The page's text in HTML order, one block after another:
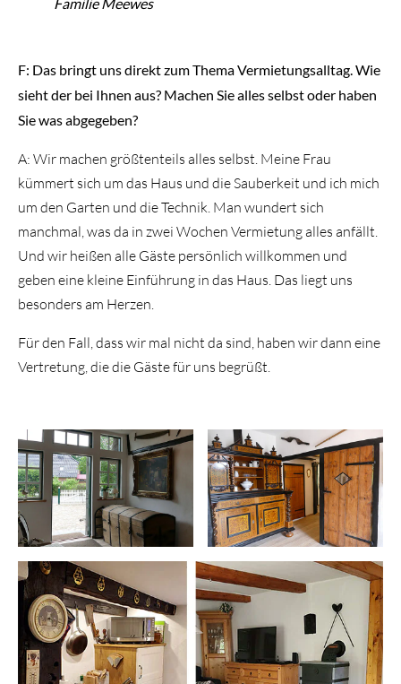
F: Das bringt uns direkt zum Thema Vermietungsalltag. Wie
sieht der bei Ihnen aus? Machen Sie alles selbst oder haben
Sie was abgegeben?
A: Wir machen größtenteils alles selbst. Meine Frau
kümmert sich um das Haus und die Sauberkeit und ich mich
um den Garten und die Technik. Man wundert sich
manchmal, was da in zwei Wochen Vermietung alles anfällt.
Und wir heißen alle Gäste persönlich willkommen und
geben eine kleine Einführung in das Haus. Das liegt uns
besonders am Herzen.
Für den Fall, dass wir mal nicht da sind, haben wir dann eine
Vertretung, die die Gäste für uns begrüßt.